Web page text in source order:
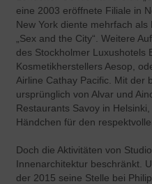
eine 2003 eröffnete Filiale in
New York diente mehrfach
„Sex and the City“. Weitere
des Stockholmer Luxushotels
Kosmetikherstellers Aesop,
Airline Cathay Pacific. Mit der
ursprünglich von Alvar und
Restaurants Savoy in
Händchen für den
Doch die Aktivitäten von
Innenarchitektur beschränkt.
der 2015 seine Stelle bei